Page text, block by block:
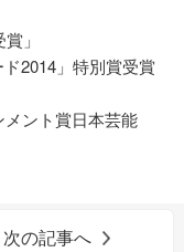
」
2014」特別賞受賞
メント賞日本芸能
次の記事へ